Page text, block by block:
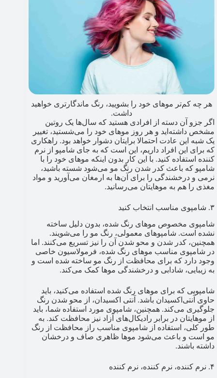
هر چه کم‌تر موهای خود را بشویید، رنگ ماندگارتری خواهید
داشت.
اگر جزو آن دسته از افرادی هستید که سال‌ها یک روتین
مشخص داشته‌اید و هر روز موهای خود را می‌شستید، تغییر
یک شبه این عادت احتمالا برایتان دشوار خواهد بود. راهکاری
که برای این افراد داریم، این است که به جای شامپو از نرم
کننده استفاده کنید. با این کار بدون اینکه موهای خود را با
شامپو که باعث کدر شدن رنگ مو می‌شود شسته باشید،
نرمی و درخشندگی را برای آن‌ها به ارمغان می‌آورید و مواد
مغذی را هم به موهایتان می‌رسانید.
۳. شامپوی مناسب انتخاب کنید
شامپوی مخصوص موهای رنگ شده، بدون دلیل ساخته
نشده است. شامپوهای معمولی، رنگ مو را می‌شویند.
همچنین، کدر شدن و محو شدن آن را نیز تسریع می‌کنند. اما
در شامپوی مناسب موهای رنگ شده، فرمولاسیون خاصی
وجود دارد که برای محافظت از رنگ مو ساخته شده است و
به زیبایی، شادابی و درخشندگی موها کمک می‌کند.
شامپویی که برای موهای رنگ شده استفاده می‌کنید، باید
حاوی آنتی‌اکسیدان باشد. آنتی اکسیدان، از محو شدن رنگ
جلوگیری می‌کند. همچنین، شامپوی مورد استفاده شما، باید
از موهایتان در برابر رادیکال‌های آزاد نیز محافظت کند. به
طور کلی، استفاده از شامپوی مناسب راز محافظت از رنگ
مو است و باعث می‌شود موها ظاهری صاف و درخشان
داشته باشند.
۴. نرم کننده، نرم کننده، نرم کننده